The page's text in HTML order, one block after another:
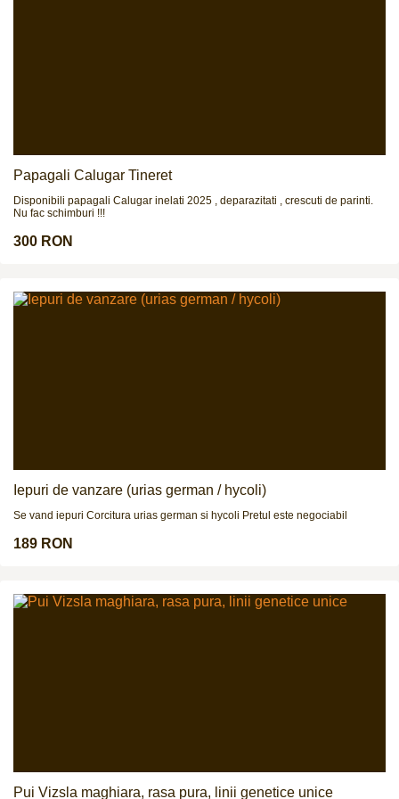
Papagali Calugar Tineret
Disponibili papagali Calugar inelati 2025 , deparazitati , crescuti de parinti.
Nu fac schimburi !!!
300 RON
Iepuri de vanzare (urias german / hycoli)
Se vand iepuri Corcitura urias german si hycoli Pretul este negociabil
189 RON
Pui Vizsla maghiara, rasa pura, linii genetice unice